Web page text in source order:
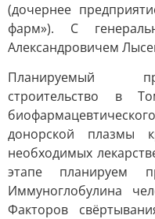
(дочернее
фарм»). С
Александровичем
Планируемый
строительство в
донорской плазмы
необходимых
этапе планируем
Иммуноглобулина
Факторов